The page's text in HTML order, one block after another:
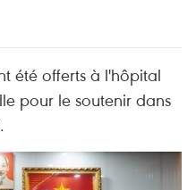
été offerts à l'hôpital
pour le soutenir dans